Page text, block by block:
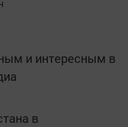
и интересным в
в